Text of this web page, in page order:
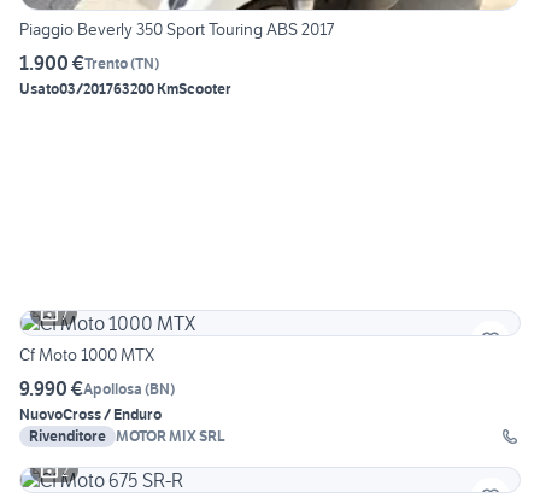
Piaggio Beverly 350 Sport Touring ABS 2017
1.900 €Trento(TN)
Usato03/201763200 KmScooter
7
Cf Moto 1000 MTX
9.990 €Apollosa (BN)
NuovoCross / Enduro
Rivenditore
MOTOR MIX SRL
2